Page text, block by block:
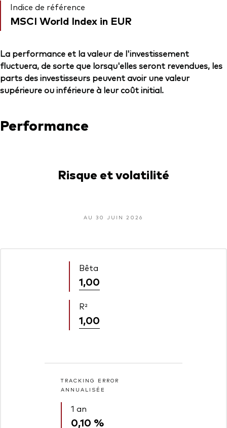
Indice de référence
MSCI World Index in EUR
La performance et la valeur de l'investissement
fluctuera, de sorte que lorsqu'elles seront revendues, les
parts des investisseurs peuvent avoir une valeur
supérieure ou inférieure à leur coût initial.
Performance
Risque et volatilité
AU 30 JUIN 2026
Bêta
1,00
R²
1,00
TRACKING ERROR
ANNUALISÉE
1 an
0,10 %